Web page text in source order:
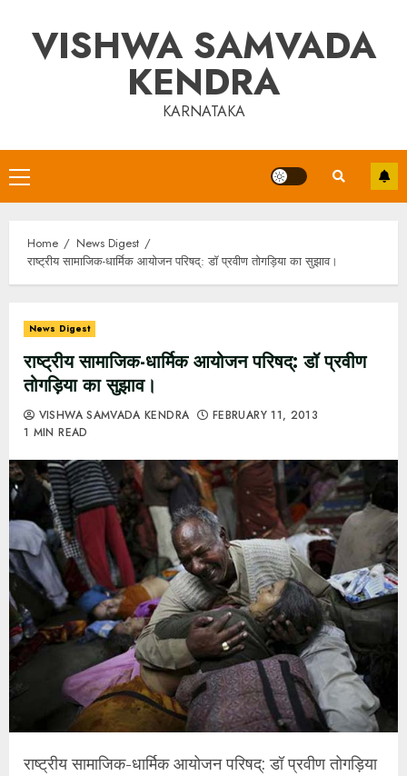
contentVISHWA SAMVADA
KENDRA
KARNATAKA
Primary
Menu
Home
News Digest
राष्ट्रीय सामाजिक-धार्मिक आयोजन परिषद्: डॉ प्रवीण तोगड़िया का सुझाव।
News Digest
राष्ट्रीय सामाजिक-धार्मिक आयोजन परिषद्: डॉ प्रवीण
तोगड़िया का सुझाव।
VISHWA SAMVADA KENDRA
FEBRUARY 11, 2013
1 MIN READ
राष्ट्रीय सामाजिक-धार्मिक आयोजन परिषद्: डॉ प्रवीण तोगड़िया